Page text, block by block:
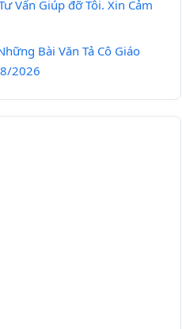
Vấn Giúp đỡ Tôi. Xin Cảm
Bài Văn Tả Cô Giáo
2026